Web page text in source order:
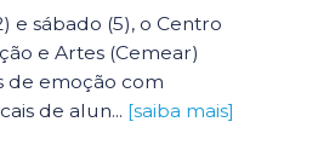
e sábado (5), o Centro
e Artes (Cemear)
emoção com
de alun... [saiba mais]